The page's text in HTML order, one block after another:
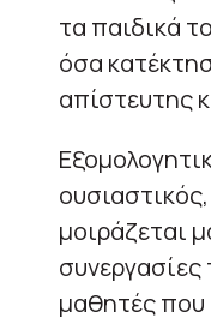
τα παιδικά
όσα
απίστευτης
μοιράζεται
συνεργασίες
μαθητές που